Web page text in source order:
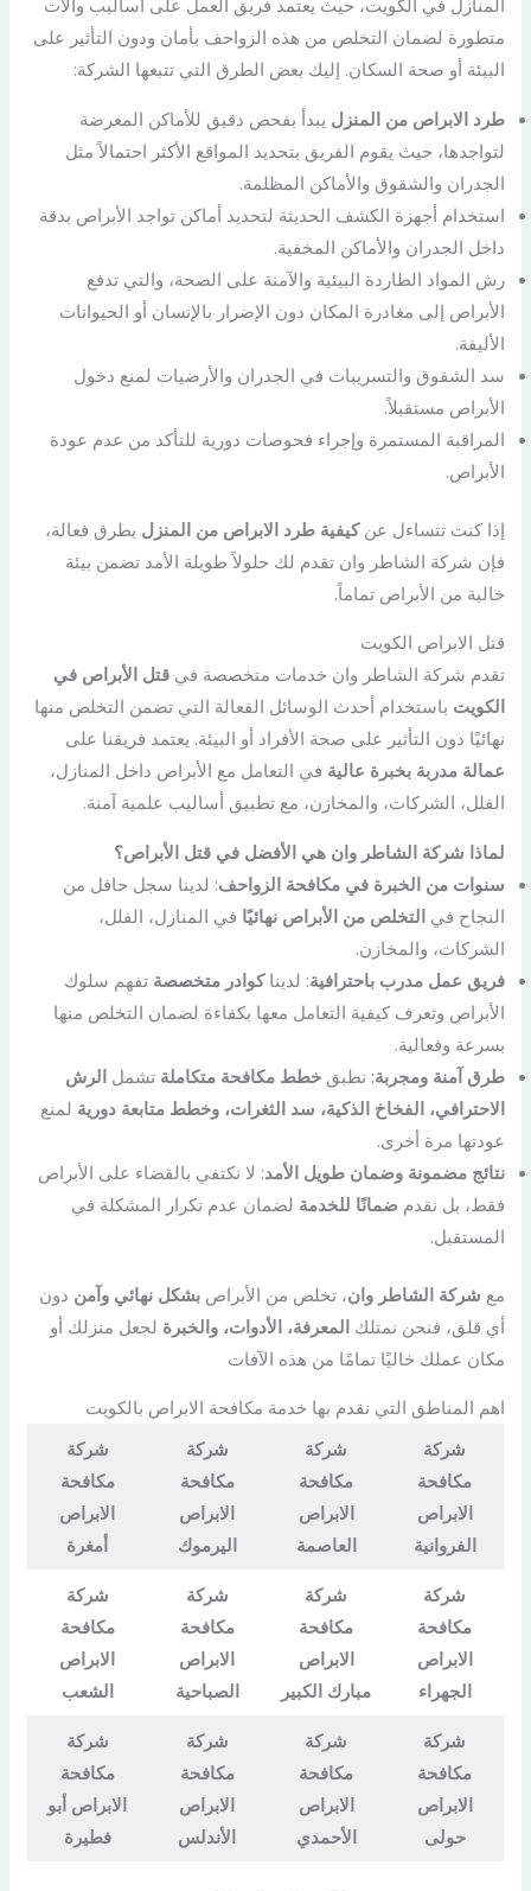
المنازل في الكويت، حيث يعتمد فريق العمل على أساليب وآلات
متطورة لضمان التخلص من هذه الزواحف بأمان ودون التأثير على
البيئة أو صحة السكان. إليك بعض الطرق التي تتبعها الشركة:
طرد الابراص من المنزل يبدأ بفحص دقيق للأماكن المعرضة
لتواجدها، حيث يقوم الفريق بتحديد المواقع الأكثر احتمالاً مثل
الجدران والشقوق والأماكن المظلمة.
استخدام أجهزة الكشف الحديثة لتحديد أماكن تواجد الأبراص بدقة
داخل الجدران والأماكن المخفية.
رش المواد الطاردة البيئية والآمنة على الصحة، والتي تدفع
الأبراص إلى مغادرة المكان دون الإضرار بالإنسان أو الحيوانات
الأليفة.
سد الشقوق والتسريبات في الجدران والأرضيات لمنع دخول
الأبراص مستقبلاً.
المراقبة المستمرة وإجراء فحوصات دورية للتأكد من عدم عودة
الأبراص.
إذا كنت تتساءل عنكيفية طرد الابراص من المنزل بطرق فعالة،
فإن شركة الشاطر وان تقدم لك حلولاً طويلة الأمد تضمن بيئة
خالية من الأبراص تماماً.
قتل الابراص الكويت
تقدم شركة الشاطر وان خدمات متخصصة فيقتل الأبراص في
الكويت باستخدام أحدث الوسائل الفعالة التي تضمن التخلص منها
نهائيًا دون التأثير على صحة الأفراد أو البيئة. يعتمد فريقنا على
عمالة مدربة بخبرة عالية في التعامل مع الأبراص داخل المنازل،
الفلل، الشركات، والمخازن، مع تطبيق أساليب علمية آمنة.
لماذا شركة الشاطر وان هي الأفضل في قتل الأبراص؟
سنوات من الخبرة في مكافحة الزواحف: لدينا سجل حافل من
النجاح فيالتخلص من الأبراص نهائيًا في المنازل، الفلل،
الشركات، والمخازن.
فريق عمل مدرب باحترافية: لديناكوادر متخصصة تفهم سلوك
الأبراص وتعرف كيفية التعامل معها بكفاءة لضمان التخلص منها
بسرعة وفعالية.
طرق آمنة ومجربة: نطبقخطط مكافحة متكاملة تشملالرش
الاحترافي، الفخاخ الذكية، سد الثغرات، وخطط متابعة دورية لمنع
عودتها مرة أخرى.
نتائج مضمونة وضمان طويل الأمد: لا نكتفي بالقضاء على الأبراص
فقط، بل نقدم ضمانًا للخدمة لضمان عدم تكرار المشكلة في
المستقبل.
مع شركة الشاطر وان، تخلص من الأبراصبشكل نهائي وآمن دون
أي قلق، فنحن نمتلكالمعرفة، الأدوات، والخبرة لجعل منزلك أو
مكان عملك خاليًا تمامًا من هذه الآفات
اهم المناطق التي نقدم بها خدمة مكافحة الابراص بالكويت
شركة
مكافحة
الابراص
الفروانية
شركة
مكافحة
الابراص
العاصمة
شركة
مكافحة
الابراص
اليرموك
شركة
مكافحة
الابراص
أمغرة
شركة
مكافحة
الابراص
الجهراء
شركة
مكافحة
الابراص
مبارك الكبير
شركة
مكافحة
الابراص
الصباحية
شركة
مكافحة
الابراص
الشعب
شركة
مكافحة
الابراص
حولى
شركة
مكافحة
الابراص
الأحمدي
شركة
مكافحة
الابراص
الأندلس
شركة
مكافحة
الابراص أبو
فطيرة